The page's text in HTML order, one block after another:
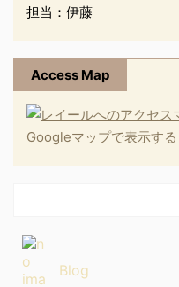
担当：伊藤
Access Map
Googleマップで表示する
Blog